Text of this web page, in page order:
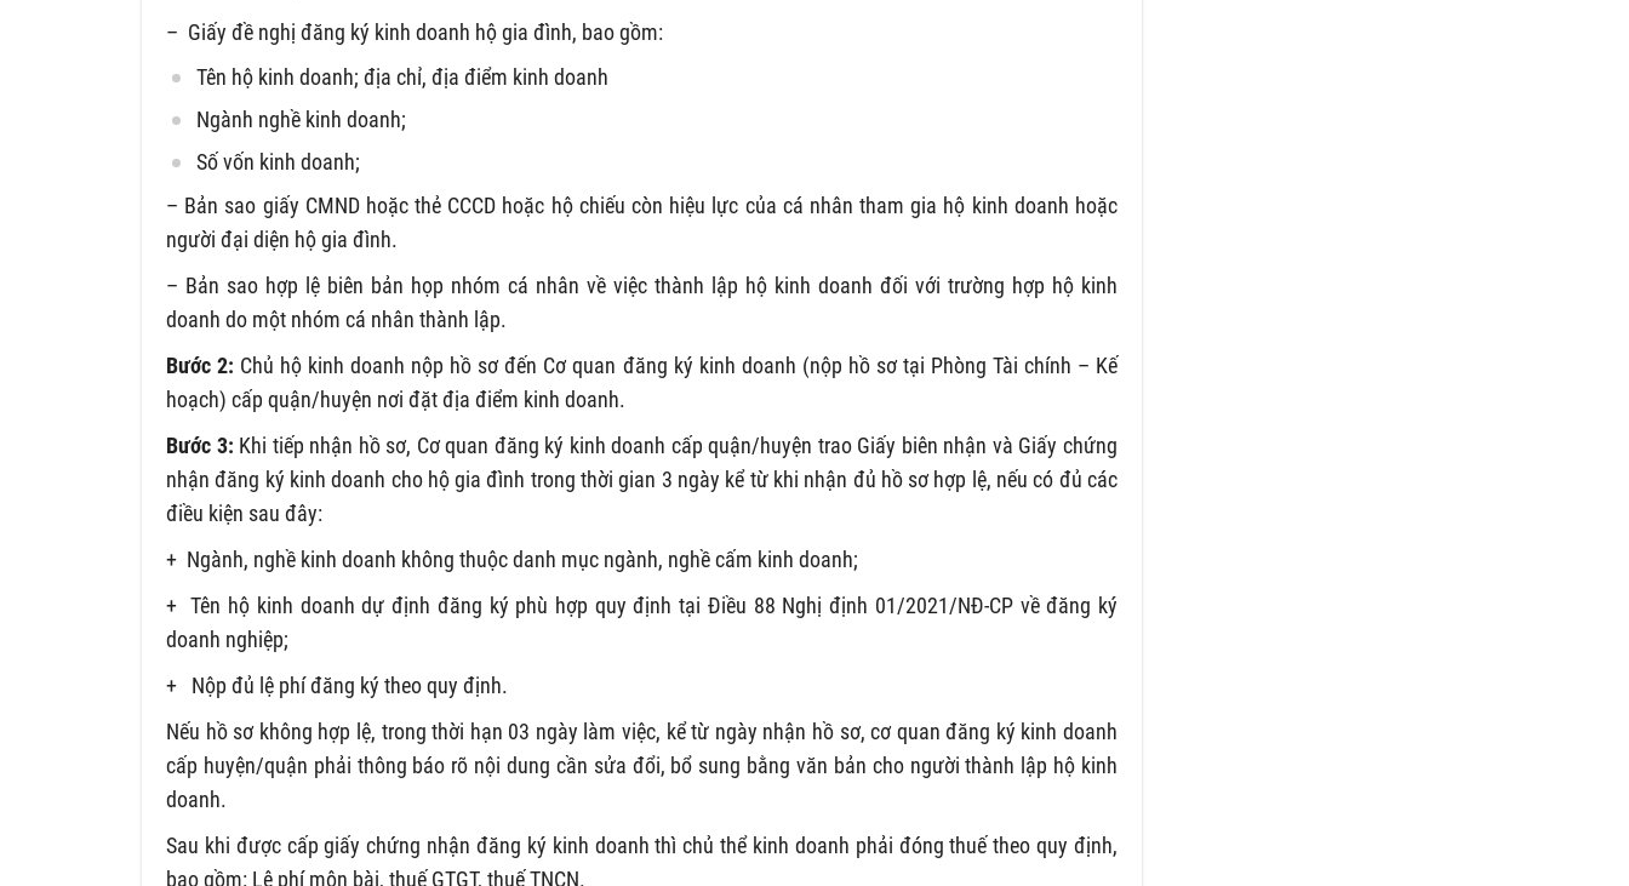
– Giấy đề nghị đăng ký kinh doanh hộ gia đình, bao gồm:
Tên hộ kinh doanh; địa chỉ, địa điểm kinh doanh
Ngành nghề kinh doanh;
Số vốn kinh doanh;
– Bản sao giấy CMND hoặc thẻ CCCD hoặc hộ chiếu còn hiệu lực của cá nhân tham gia hộ kinh doanh hoặc
người đại diện hộ gia đình.
– Bản sao hợp lệ biên bản họp nhóm cá nhân về việc thành lập hộ kinh doanh đối với trường hợp hộ kinh
doanh do một nhóm cá nhân thành lập.
Bước 2: Chủ hộ kinh doanh nộp hồ sơ đến Cơ quan đăng ký kinh doanh (nộp hồ sơ tại Phòng Tài chính – Kế
hoạch) cấp quận/huyện nơi đặt địa điểm kinh doanh.
Bước 3: Khi tiếp nhận hồ sơ, Cơ quan đăng ký kinh doanh cấp quận/huyện trao Giấy biên nhận và Giấy chứng
nhận đăng ký kinh doanh cho hộ gia đình trong thời gian 3 ngày kể từ khi nhận đủ hồ sơ hợp lệ, nếu có đủ các
điều kiện sau đây:
+ Ngành, nghề kinh doanh không thuộc danh mục ngành, nghề cấm kinh doanh;
+ Tên hộ kinh doanh dự định đăng ký phù hợp quy định tại Điều 88 Nghị định 01/2021/NĐ-CP về đăng ký
doanh nghiệp;
+ Nộp đủ lệ phí đăng ký theo quy định.
Nếu hồ sơ không hợp lệ, trong thời hạn 03 ngày làm việc, kể từ ngày nhận hồ sơ, cơ quan đăng ký kinh doanh
cấp huyện/quận phải thông báo rõ nội dung cần sửa đổi, bổ sung bằng văn bản cho người thành lập hộ kinh
doanh.
Sau khi được cấp giấy chứng nhận đăng ký kinh doanh thì chủ thể kinh doanh phải đóng thuế theo quy định,
bao gồm: Lệ phí môn bài, thuế GTGT, thuế TNCN.